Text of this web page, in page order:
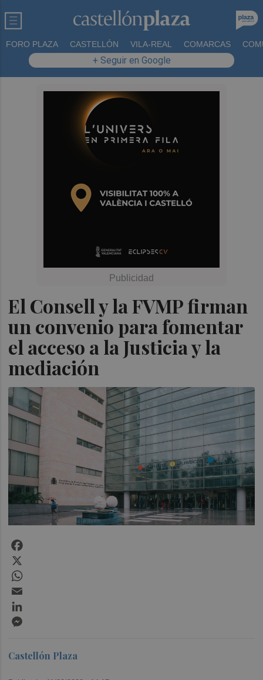
FORO PLAZA CASTELLÓN VILA-REAL COMARCAS
+ Seguir en Google
El Consell y la FVMP firman
un convenio para fomentar
el acceso a la Justicia y la
mediación
Castellón Plaza